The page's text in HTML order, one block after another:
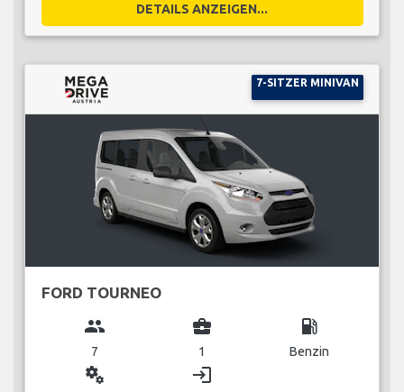
DETAILS ANZEIGEN...
7-SITZER MINIVAN
FORD TOURNEO
group
7
business_center
1
local_gas_station
Benzin
miscellaneous_services login